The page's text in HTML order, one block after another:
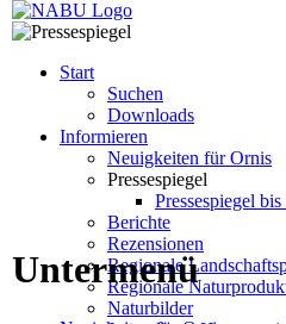
Start
Suchen
Downloads
Informieren
Neuigkeiten für Ornis
Pressespiegel
Pressespiegel bis
Berichte
Rezensionen
Regionale
Regionale
Naturbilder
Untermenü